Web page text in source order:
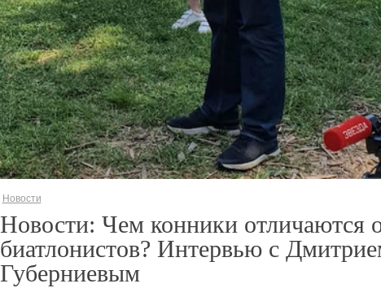
Новости
Новости: Чем конники отличаются
биатлонистов? Интервью с
Губерниевым